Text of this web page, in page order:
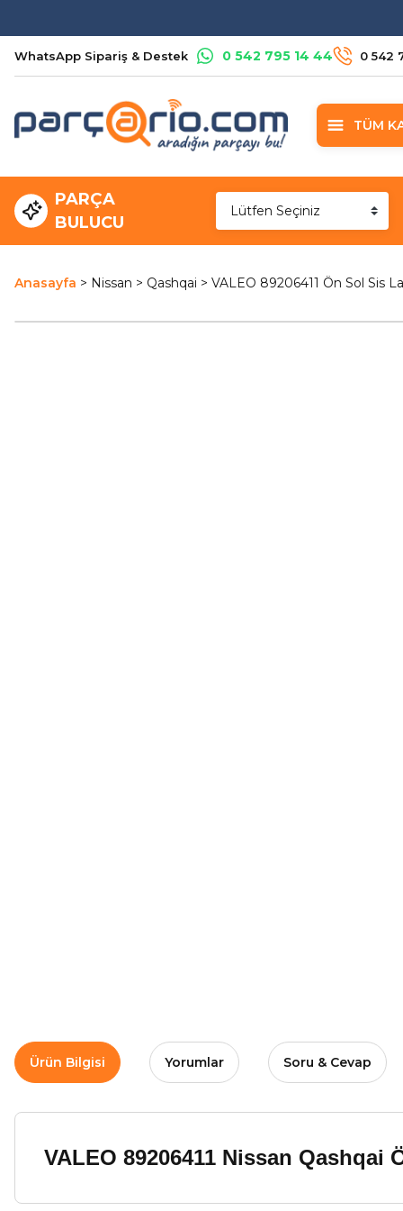
WhatsApp Sipariş & Destek 0 542 795 14 44 0 542
TÜM
PARÇA
BULUCU
Anasayfa Nissan Qashqai VALEO 89206411 Ön Sol Sis
Ürün Bilgisi Yorumlar Soru & Cevap
VALEO 89206411 Nissan Qashqai